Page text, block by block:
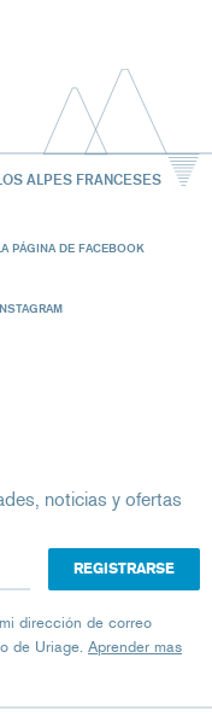
ALPES FRANCESES
PÁGINA DE FACEBOOK
noticias y ofertas
dirección de correo
de Uriage. Aprender mas